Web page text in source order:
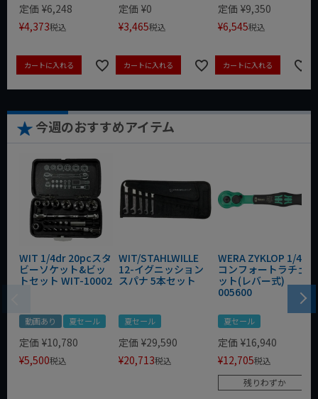
定価 ¥6,248
¥4,373税込
カートに入れる
定価 ¥0
¥3,465税込
カートに入れる
定価 ¥9,350
¥6,545税込
カートに入れる
今週のおすすめアイテム
WIT 1/4dr 20pcスタ
ビーソケット&ビッ
トセット WIT-10002
動画あり 夏セール
定価 ¥10,780
¥5,500税込
WIT/STAHLWILLE
12-イグニッション
スパナ 5本セット
夏セール
定価 ¥29,590
¥20,713税込
WERA ZYKLOP 1/4"
コンフォートラチェ
ット(レバー式)
005600
夏セール
定価 ¥16,940
¥12,705税込
残りわずか